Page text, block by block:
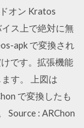
オン Kratos
ス上で絶対に無
apk で変換され
です。拡張機能
す。 上図は
で変換したも
Source : ARChon